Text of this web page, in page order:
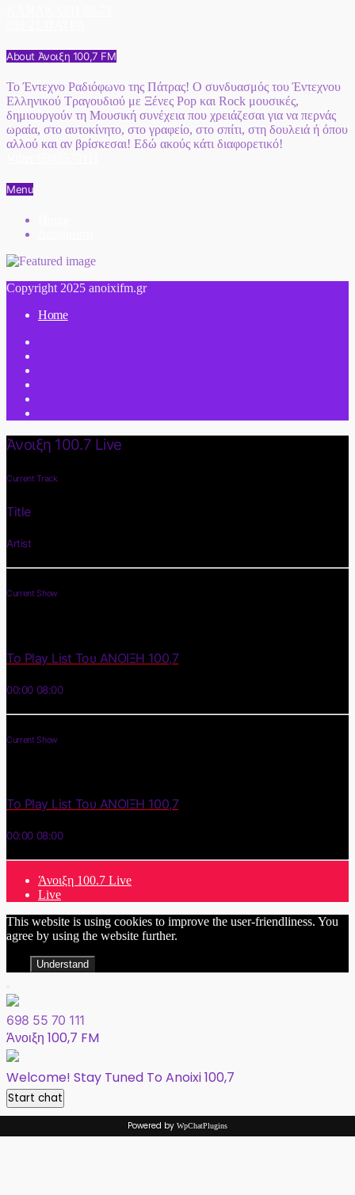
About Άνοιξη 100,7 FM
Το Έντεχνο Ραδιόφωνο της Πάτρας! Ο συνδυασμός του Έντεχνου
Ελληνικού Τραγουδιού με Ξένες Pop και Rock μουσικές,
δημιουργούν τη Μουσική συνέχεια που χρειάζεσαι για να περνάς
ωραία, στο αυτοκίνητο, στο γραφείο, στο σπίτι, στη δουλειά ή όπου
αλλού και αν βρίσκεσαι! Εδώ ακούς κάτι διαφορετικό!
Menu
Copyright 2025 anoixifm.gr
Home
Άνοιξη 100.7 Live
Current Track
Title
Artist
Current Show
Το Play List Του ΑΝΟΙΞΗ 100,7
00:00 08:00
Current Show
Το Play List Του ΑΝΟΙΞΗ 100,7
00:00 08:00
Άνοιξη 100.7 Live
Live
This website is using cookies to improve the user-friendliness. You
agree by using the website further.
Understand
698 55 70 111
Άνοιξη 100,7 FM
Welcome! Stay Tuned To Anoixi 100,7
Start chat
Powered by WpChatPlugins